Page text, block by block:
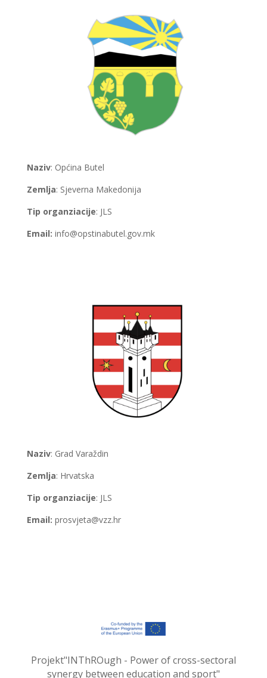
Naziv: Općina Butel
Zemlja: Sjeverna Makedonija
Tip organziacije: JLS
Email: info@opstinabutel.gov.mk
Naziv: Grad Varaždin
Zemlja: Hrvatska
Tip organziacije: JLS
Email: prosvjeta@vzz.hr
Projekt"INThROugh - Power of cross-sectoral
synergy between education and sport"